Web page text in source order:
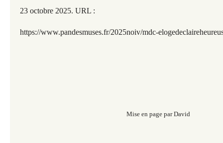
23 octobre 2025. URL :
https://www.pandesmuses.fr/2025noiv/mdc-
Mise en page par David